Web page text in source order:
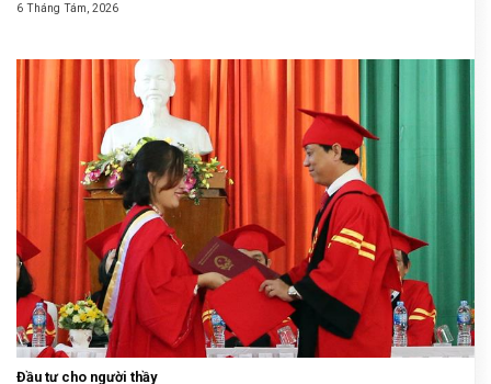
6 Tháng Tám, 2026
Đầu tư cho người thầy